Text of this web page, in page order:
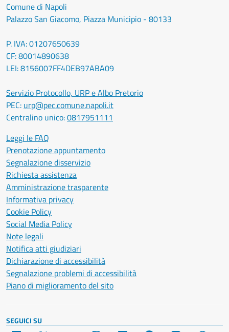
Comune di Napoli
Palazzo San Giacomo, Piazza Municipio - 80133
P. IVA: 01207650639
CF: 80014890638
LEI: 8156007FF4DEB97ABA09
Servizio Protocollo, URP e Albo Pretorio
PEC: urp@pec.comune.napoli.it
Centralino unico:0817951111
Leggi le FAQ
Prenotazione appuntamento
Segnalazione disservizio
Richiesta assistenza
Amministrazione trasparente
Informativa privacy
Cookie Policy
Social Media Policy
Note legali
Notifica atti giudiziari
Dichiarazione di accessibilità
Segnalazione problemi di accessibilità
Piano di miglioramento del sito
SEGUICI SU